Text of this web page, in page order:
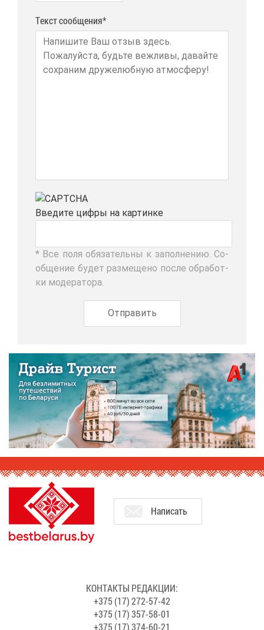
Текст сообщения*
Вве­ди­те циф­ры на кар­тин­ке
* Все по­ля обя­за­тель­ны к за­пол­не­нию. Со­
об­ще­ние бу­дет раз­ме­ще­но по­сле об­ра­бот­
ки мо­де­ра­то­ра.
На­пи­сать
КОН­ТАК­ТЫ РЕ­ДАК­ЦИИ:
+375 (17) 272-57-42
+375 (17) 357-58-01
+375 (17) 374-60-21